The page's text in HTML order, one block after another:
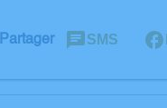
Partager SMS